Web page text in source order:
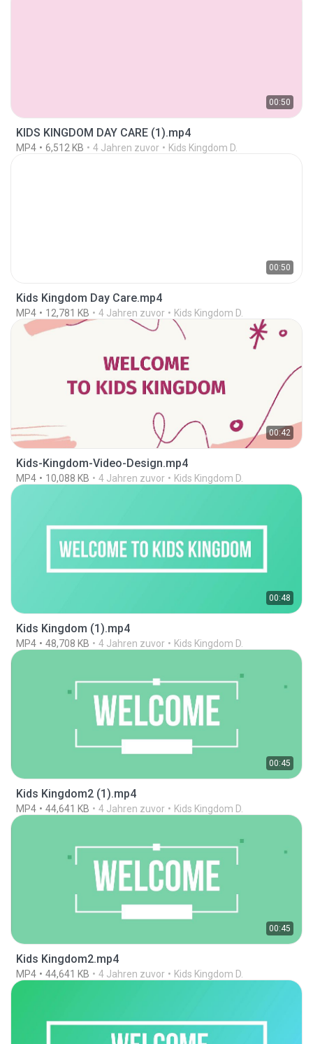
00:50
KIDS KINGDOM DAY CARE (1).mp4
MP4 6,512 KB 4 Jahren zuvor Kids Kingdom D.
00:50
Kids Kingdom Day Care.mp4
MP4 12,781 KB 4 Jahren zuvor Kids Kingdom D.
00:42
Kids-Kingdom-Video-Design.mp4
MP4 10,088 KB 4 Jahren zuvor Kids Kingdom D.
00:48
Kids Kingdom (1).mp4
MP4 48,708 KB 4 Jahren zuvor Kids Kingdom D.
00:45
Kids Kingdom2 (1).mp4
MP4 44,641 KB 4 Jahren zuvor Kids Kingdom D.
00:45
Kids Kingdom2.mp4
MP4 44,641 KB 4 Jahren zuvor Kids Kingdom D.